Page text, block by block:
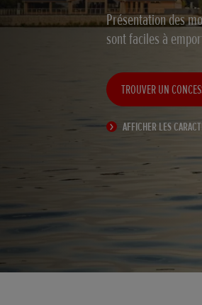
Présentation des
sont faciles à
TROUVER UN
AFFICHER LES